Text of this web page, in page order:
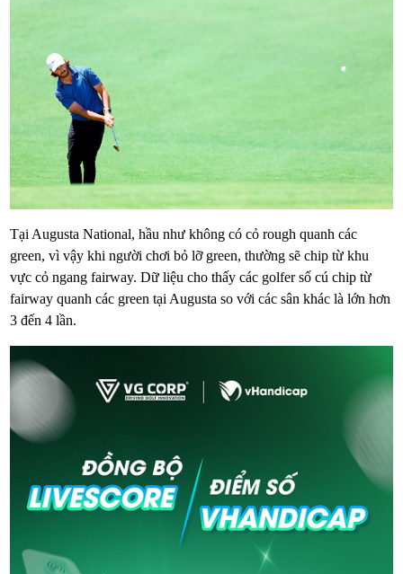
Tại Augusta National, hầu như không có cỏ rough quanh các
green, vì vậy khi người chơi bỏ lỡ green, thường sẽ chip từ khu
vực cỏ ngang fairway. Dữ liệu cho thấy các golfer số cú chip từ
fairway quanh các green tại Augusta so với các sân khác là lớn hơn
3 đến 4 lần.